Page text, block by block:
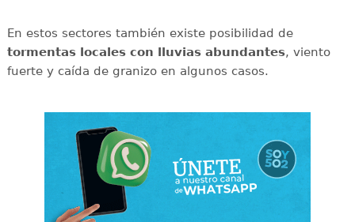
En estos sectores también existe posibilidad de
tormentas locales con lluvias abundantes, viento
fuerte y caída de granizo en algunos casos.